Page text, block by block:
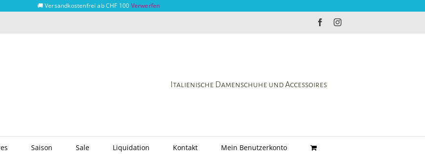
🚚 Versandkostenfrei ab CHF 100 Verwerfen
FacebookInstagram
Italienische Damenschuhe und Accessoires
Saison Sale Liquidation Kontakt Mein Benutzerkonto